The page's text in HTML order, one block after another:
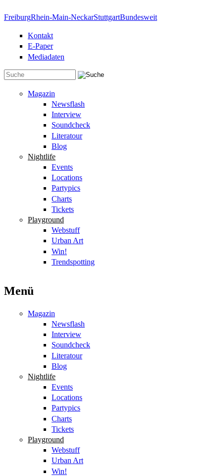
FreiburgRhein-Main-NeckarStuttgartBundesweit
Kontakt
E-Paper
Mediadaten
Magazin
Newsflash
Interview
Soundcheck
Literatour
Blog
Nightlife
Events
Locations
Partypics
Charts
Tickets
Playground
Webstuff
Urban Art
Win!
Trendspotting
Menü
Magazin
Newsflash
Interview
Soundcheck
Literatour
Blog
Nightlife
Events
Locations
Partypics
Charts
Tickets
Playground
Webstuff
Urban Art
Win!